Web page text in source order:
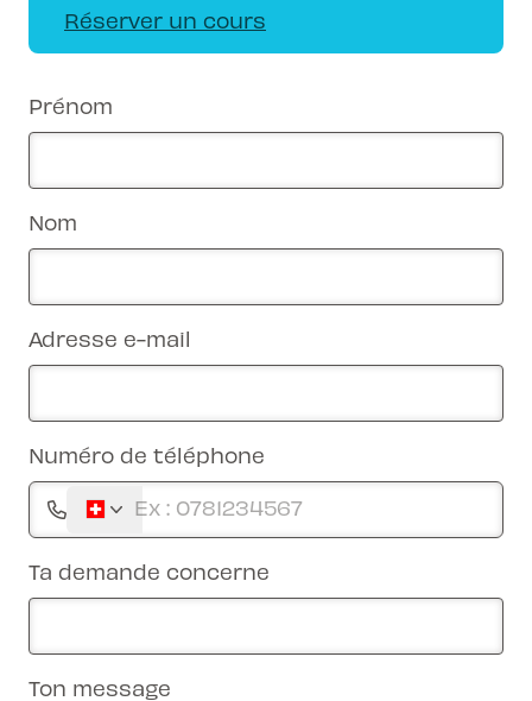
Réserver un cours
Prénom
Nom
Adresse e-mail
Numéro de téléphone
Ta demande concerne
Ton message